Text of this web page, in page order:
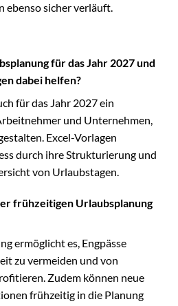
ebenso sicher verläuft.
für das Jahr 2027 und
dabei helfen?
für das Jahr 2027 ein
und Unternehmen,
Excel-Vorlagen
durch ihre Strukturierung und
von Urlaubstagen.
frühzeitigen Urlaubsplanung
ermöglicht es, Engpässe
zu vermeiden und von
Zudem können neue
frühzeitig in die Planung